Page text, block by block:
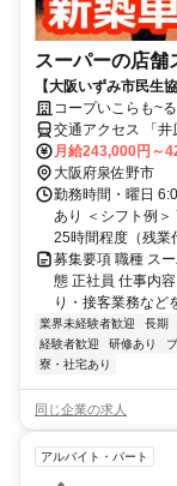
スーパーの店舗
【大阪いずみ市民
休2日♪◆引越しを伴
コープいこらも~
交通アクセス 「
月給243,000円～
大阪府泉佐野市
勤務時間・曜日
あり ＜シフト例
25時間程度（残業
募集要項 職種 ス
態 正社員 仕事内
り・接客業務など
業界未経験者歓迎 長期
経験者歓迎
研修あり
寮・社宅あり
同じ企業の求人
アルバイト・パート